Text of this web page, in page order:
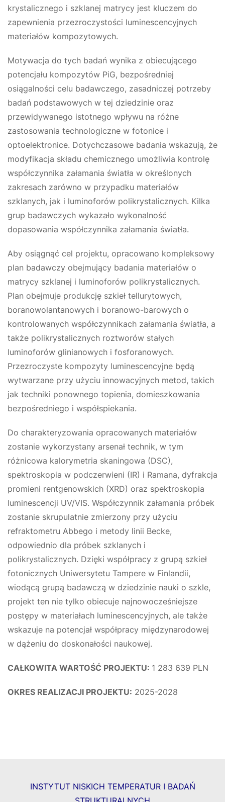
krystalicznego i szklanej matrycy jest kluczem do
zapewnienia przezroczystości luminescencyjnych
materiałów kompozytowych.
Motywacja do tych badań wynika z obiecującego
potencjału kompozytów PiG, bezpośredniej
osiągalności celu badawczego, zasadniczej potrzeby
badań podstawowych w tej dziedzinie oraz
przewidywanego istotnego wpływu na różne
zastosowania technologiczne w fotonice i
optoelektronice. Dotychczasowe badania wskazują, że
modyfikacja składu chemicznego umożliwia kontrolę
współczynnika załamania światła w określonych
zakresach zarówno w przypadku materiałów
szklanych, jak i luminoforów polikrystalicznych. Kilka
grup badawczych wykazało wykonalność
dopasowania współczynnika załamania światła.
Aby osiągnąć cel projektu, opracowano kompleksowy
plan badawczy obejmujący badania materiałów o
matrycy szklanej i luminoforów polikrystalicznych.
Plan obejmuje produkcję szkieł tellurytowych,
boranowolantanowych i boranowo-barowych o
kontrolowanych współczynnikach załamania światła, a
także polikrystalicznych roztworów stałych
luminoforów glinianowych i fosforanowych.
Przezroczyste kompozyty luminescencyjne będą
wytwarzane przy użyciu innowacyjnych metod, takich
jak techniki ponownego topienia, domieszkowania
bezpośredniego i współspiekania.
Do charakteryzowania opracowanych materiałów
zostanie wykorzystany arsenał technik, w tym
różnicowa kalorymetria skaningowa (DSC),
spektroskopia w podczerwieni (IR) i Ramana, dyfrakcja
promieni rentgenowskich (XRD) oraz spektroskopia
luminescencji UV/VIS. Współczynnik załamania próbek
zostanie skrupulatnie zmierzony przy użyciu
refraktometru Abbego i metody linii Becke,
odpowiednio dla próbek szklanych i
polikrystalicznych. Dzięki współpracy z grupą szkieł
fotonicznych Uniwersytetu Tampere w Finlandii,
wiodącą grupą badawczą w dziedzinie nauki o szkle,
projekt ten nie tylko obiecuje najnowocześniejsze
postępy w materiałach luminescencyjnych, ale także
wskazuje na potencjał współpracy międzynarodowej
w dążeniu do doskonałości naukowej.
CAŁKOWITA WARTOŚĆ PROJEKTU: 1 283 639 PLN
OKRES REALIZACJI PROJEKTU: 2025-2028
INSTYTUT NISKICH TEMPERATUR I BADAŃ